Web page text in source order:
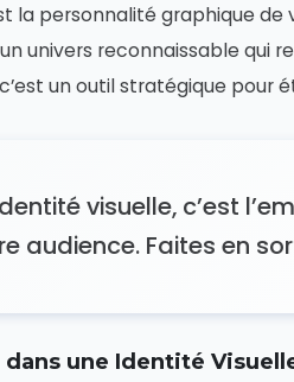
la personnalité graphique
univers reconnaissable qui
un outil stratégique
visuelle, c’est
audience. Faites en
une Identité